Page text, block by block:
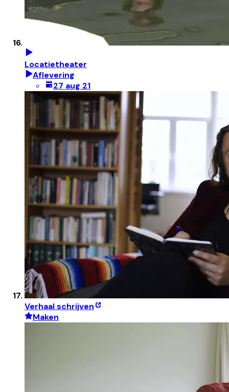
Locatietheater
Aflevering
27 aug 21
Verhaal schrijven
Maken